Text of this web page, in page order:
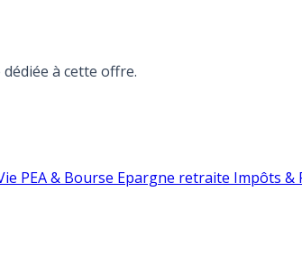
à cette offre.
PEA & Bourse Epargne retraite Impôts &